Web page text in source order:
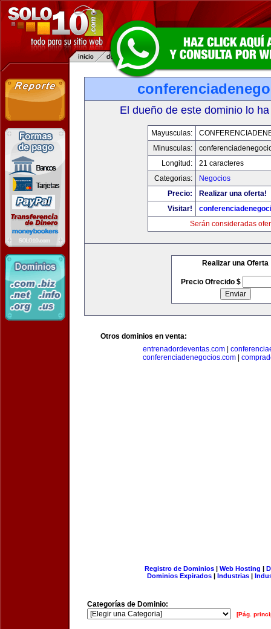
El dueño de este dominio lo
Mayusculas:
Minusculas:
Longitud:
21 caracteres
Categorias:
Negocios
Precio:
Realizar una oferta!
Visitar!
Serán consideradas
Realizar una Oferta
Precio Ofrecido $
Otros dominios en venta:
entrenadordeventas.com
conferenciadenegocios.com|
Registro de Dominios| Web Hosting |
Dominios Expirados | Industrias |
Categorías de Dominio:
[Pág.